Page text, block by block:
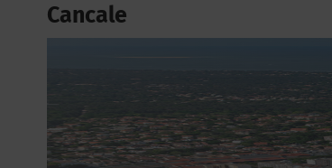
Cancale